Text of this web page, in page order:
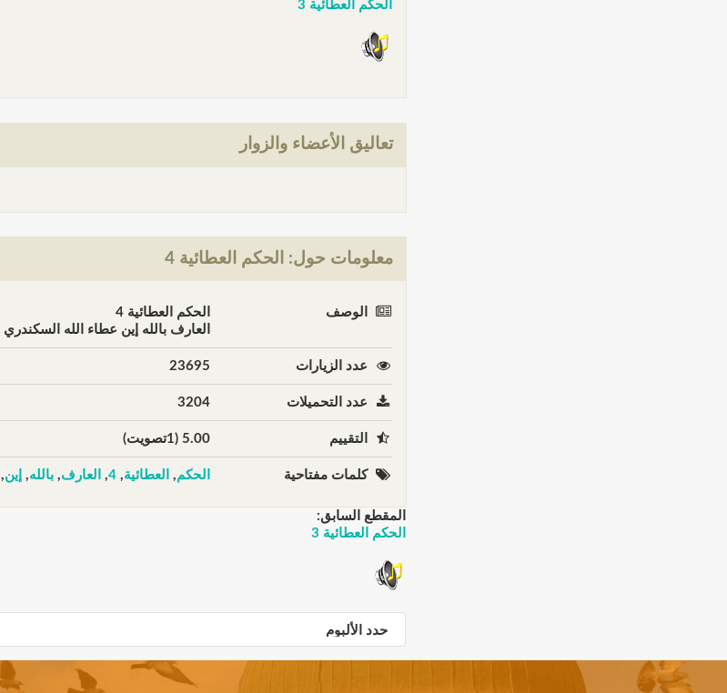
الحكم العطائية 3
تعاليق الأعضاء والزوار
معلومات حول: الحكم العطائية 4
الوصف
الحكم العطائية 4
العارف بالله إين عطاء الله السكندري
عدد الزيارات 23695
عدد التحميلات 3204
التقييم 5.00 (1تصويت)
كلمات مفتاحية الحكم, العطائية,
4
, العارف,بالله, إين,
المقطع السابق:
الحكم العطائية 3